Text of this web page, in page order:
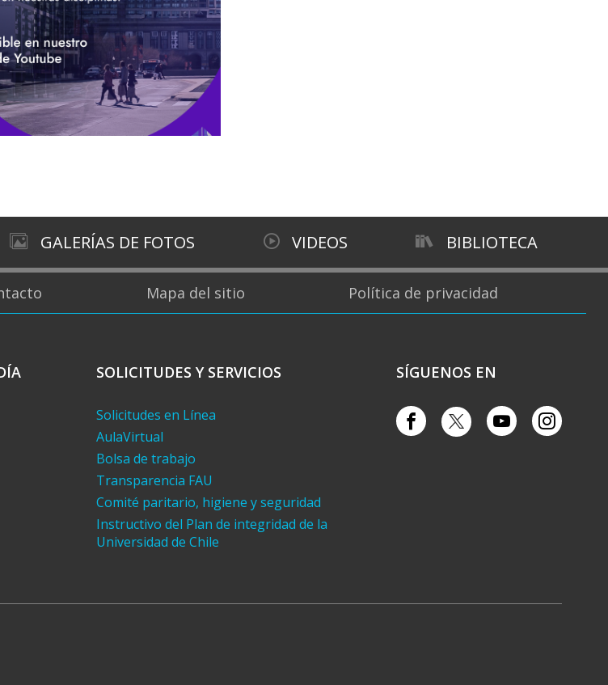
GALERÍAS DE FOTOS VIDEOS BIBLIOTECA
Mapa del sitio Política de privacidad
SOLICITUDES Y SERVICIOS
Solicitudes en Línea
AulaVirtual
Bolsa de trabajo
Transparencia FAU
Comité paritario, higiene y seguridad
Instructivo del Plan de integridad de la
Universidad de Chile
SÍGUENOS EN